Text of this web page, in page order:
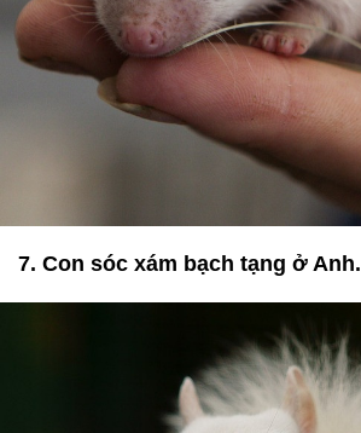
7. Con sóc xám bạch tạng ở Anh.